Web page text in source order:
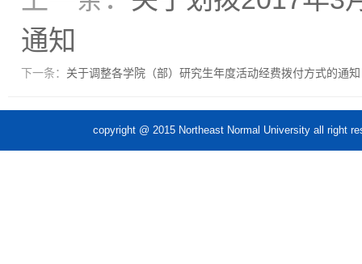
通知
下一条： 关于调整各学院（部）研究生年度活动经费拨付方式的通知
copyright @ 2015 Northeast Normal University all